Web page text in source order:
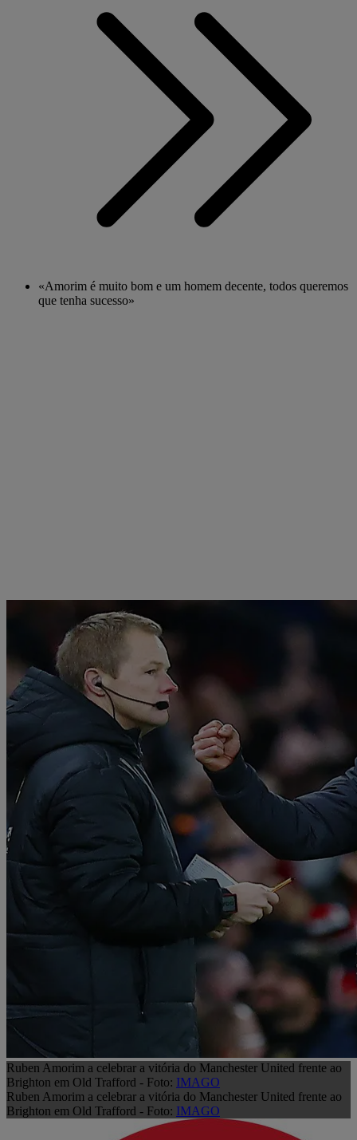
«Amorim é muito bom e um homem decente, todos queremos
que tenha sucesso»
Ruben Amorim a celebrar a vitória do Manchester United frente ao
Brighton em Old Trafford - Foto: IMAGO
Ruben Amorim a celebrar a vitória do Manchester United frente ao
Brighton em Old Trafford - Foto: IMAGO